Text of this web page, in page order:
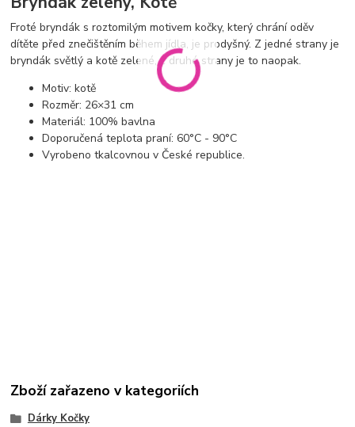
Froté bryndák s roztomilým motivem kočky, který chrání oděv
dítěte před znečištěním během jídla, je prodyšný. Z jedné strany je
bryndák světlý a kotě zelené, z druhé strany je to naopak.
Motiv: kotě
Rozměr: 26×31 cm
Materiál: 100% bavlna
Doporučená teplota praní: 60°C - 90°C
Vyrobeno tkalcovnou v České republice.
Zboží zařazeno v kategoriích
Dárky Kočky